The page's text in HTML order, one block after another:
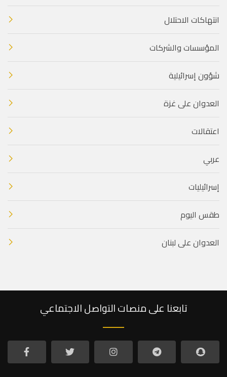
انتهاكات الاحتلال
المؤسسات والشركات
شؤون إسرائيلية
العدوان على غزة
اعتقالات
عربي
إسرائيليات
طقس اليوم
العدوان على لبنان
تابعنا على منصات التواصل الاجتماعي